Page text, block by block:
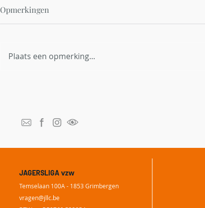
Opmerkingen
Plaats een opmerking...
JAGERSLIGA vzw
Temselaan 100A - 1853 Grimbergen
vragen@jllc.be